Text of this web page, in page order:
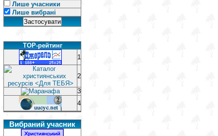
Лише учасники
Лише вибрані
TOP-рейтинг
1
2
3
4
Вибраний учасник